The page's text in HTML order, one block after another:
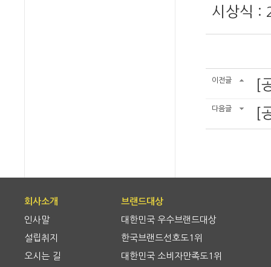
시상식 :
이전글 [
다음글 [
회사소개
인사말
설립취지
오시는 길
브랜드대상
대한민국 우수브랜드대상
한국브랜드선호도1위
대한민국 소비자만족도1위